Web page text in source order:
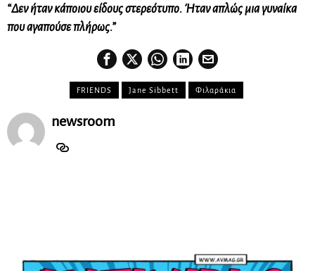
“Δεν ήταν κάποιου είδους στερεότυπο. Ήταν απλώς μια γυναίκα
που αγαπούσε πλήρως.”
FRIENDS Jane Sibbett Φιλαράκια
newsroom